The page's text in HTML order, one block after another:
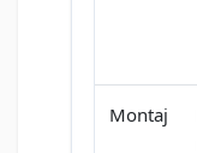
Montaj